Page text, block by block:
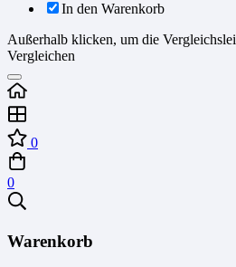
In den Warenkorb
Außerhalb klicken, um die
Vergleichen
0
0
Warenkorb